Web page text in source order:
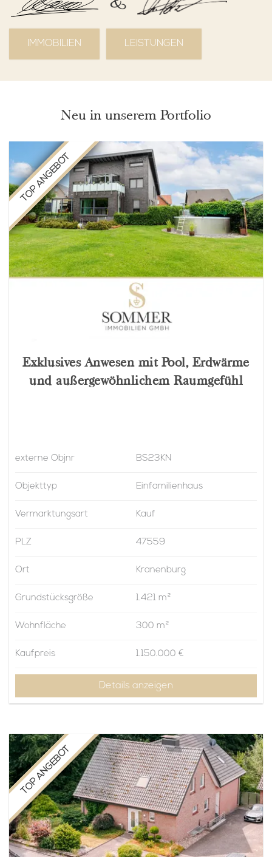
IMMOBILIEN LEISTUNGEN
Neu in unserem Portfolio
TOP ANGEBOT
Exklusives Anwesen mit Pool, Erdwärme
und außergewöhnlichem Raumgefühl
externe Objnr BS23KN
Objekttyp Einfamilienhaus
Vermarktungsart Kauf
PLZ 47559
Ort Kranenburg
Grundstücksgröße 1.421 m²
Wohnfläche 300 m²
Kaufpreis 1.150.000 €
Details anzeigen
TOP ANGEBOT